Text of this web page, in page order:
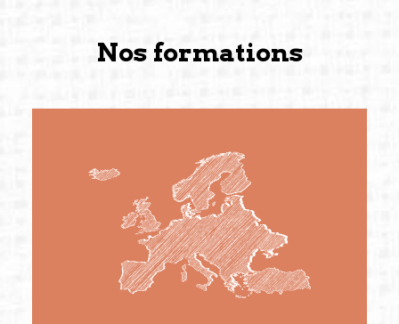
Nos formations